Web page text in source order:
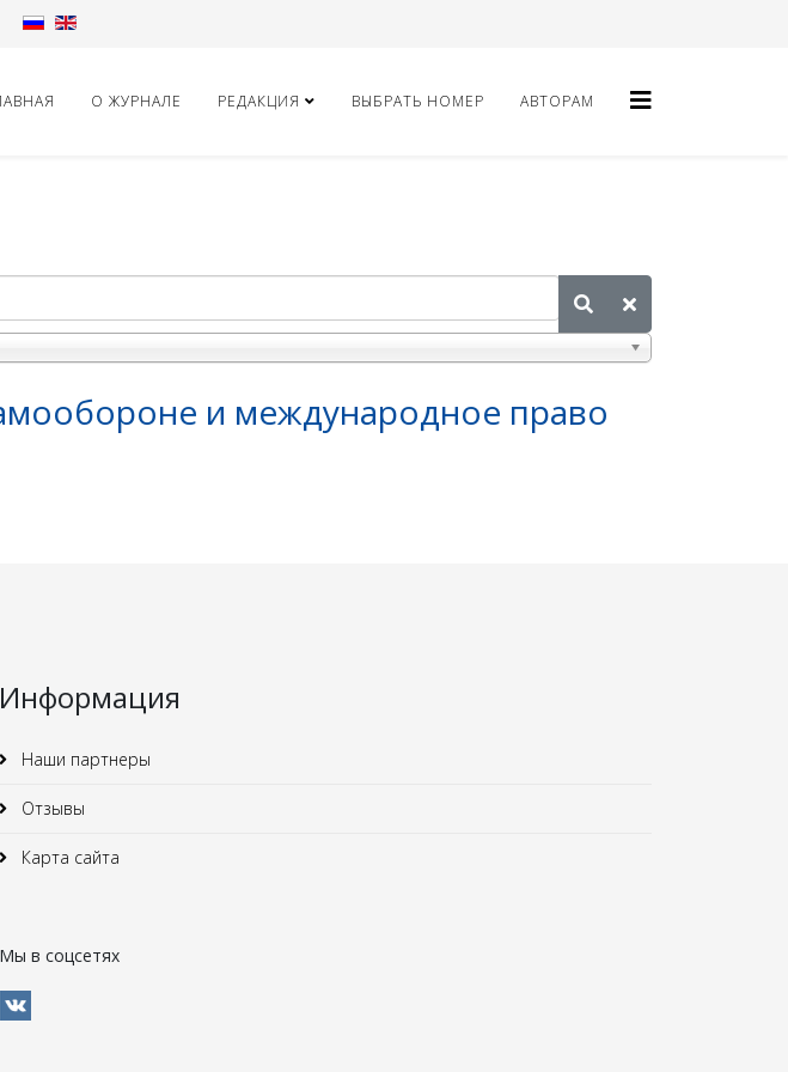
О ЖУРНАЛЕ РЕДАКЦИЯ ВЫБРАТЬ НОМЕР АВТОРАМ
и международное право
Информация
Наши партнеры
Отзывы
Карта сайта
Мы в соцсетях